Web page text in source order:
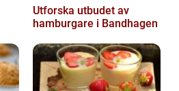
Utforska utbudet av
hamburgare i Bandhagen